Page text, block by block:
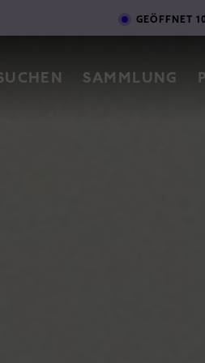
SAMMLUNG
GEÖFFNET